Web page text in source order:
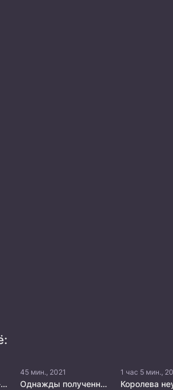
Женщина премьер-министр
45 мин., 2021
Однажды полученное никогда не забыть
1 час 5 мин.,
Королева